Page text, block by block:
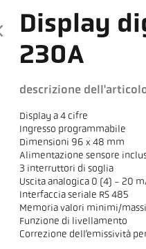
Display
230A
descrizione
Display a 4 cifre
Ingresso programmabile
Dimensioni 96 x 48 mm
Alimentazione sensore
3 interruttori di soglia
Uscita analogica 0 (4) - 20
Interfaccia seriale RS 485
Memoria valori minimi/
Funzione di livellamento
Correzione dell’emissività